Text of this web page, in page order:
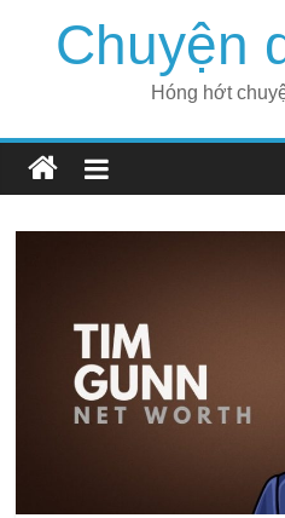
Chuyện
Hóng hớt